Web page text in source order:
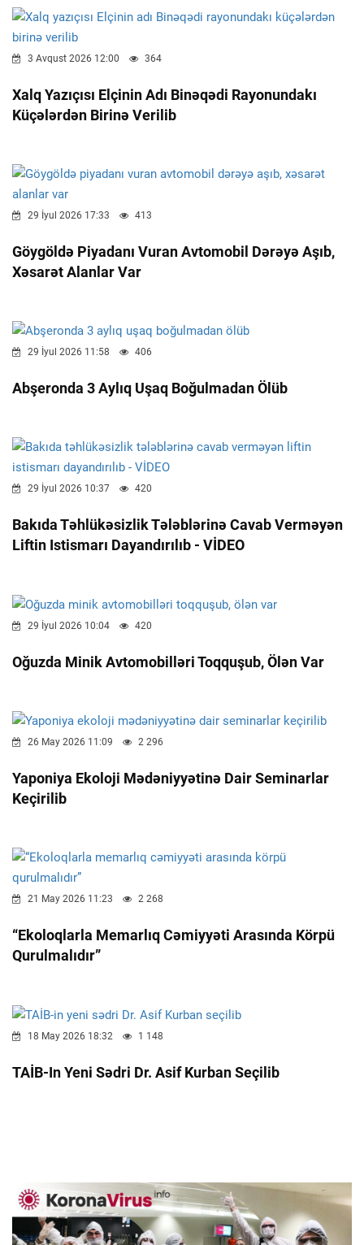
3 Avqust 2026 12:00 364
Xalq Yazıçısı Elçinin Adı Binəqədi Rayonundakı
Küçələrdən Birinə Verilib
29 İyul 2026 17:33 413
Göygöldə Piyadanı Vuran Avtomobil Dərəyə Aşıb,
Xəsarət Alanlar Var
29 İyul 2026 11:58 406
Abşeronda 3 Aylıq Uşaq Boğulmadan Ölüb
29 İyul 2026 10:37 420
Bakıda Təhlükəsizlik Tələblərinə Cavab Verməyən
Liftin Istismarı Dayandırılıb - VİDEO
29 İyul 2026 10:04 420
Oğuzda Minik Avtomobilləri Toqquşub, Ölən Var
26 May 2026 11:09 2 296
Yaponiya Ekoloji Mədəniyyətinə Dair Seminarlar
Keçirilib
21 May 2026 11:23 2 268
“Ekoloqlarla Memarlıq Cəmiyyəti Arasında Körpü
Qurulmalıdır”
18 May 2026 18:32 1 148
TAİB-In Yeni Sədri Dr. Asif Kurban Seçilib